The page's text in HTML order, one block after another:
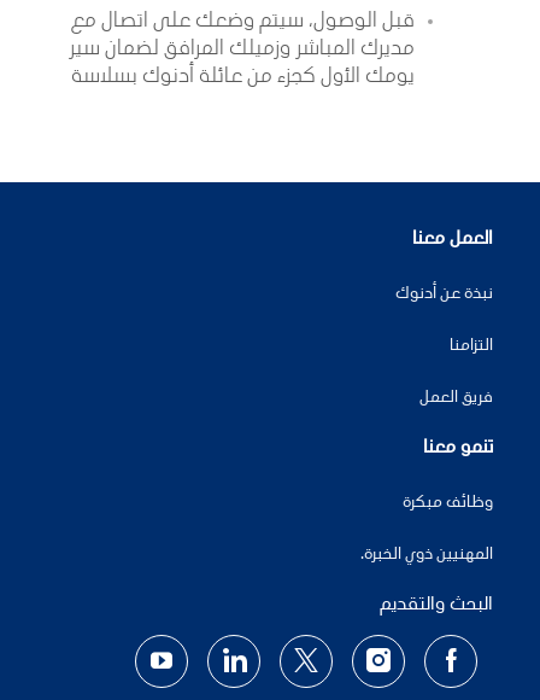
قبل الوصول، سيتم وضعك على اتصال مع
مديرك المباشر وزميلك المرافق لضمان سير
يومك الأول كجزء من عائلة أدنوك بسلاسة
العمل معنا
نبذة عن أدنوك
التزامنا
فريق العمل
تنمو معنا
وظائف مبكرة
المهنيين ذوي الخبرة.
البحث والتقديم
follow